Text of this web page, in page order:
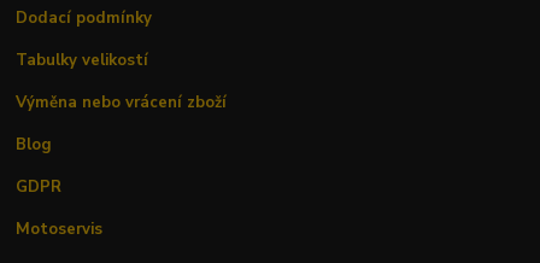
Dodací podmínky
Tabulky velikostí
Výměna nebo vrácení zboží
Blog
GDPR
Motoservis